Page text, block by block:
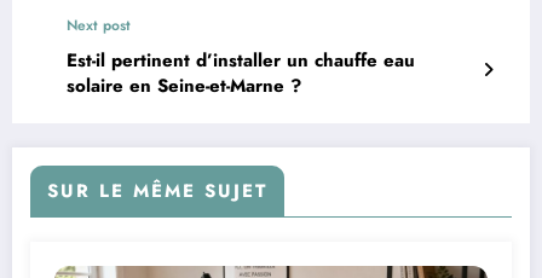
Next post
Est-il pertinent d’installer un chauffe eau
solaire en Seine-et-Marne ?
SUR LE MÊME SUJET